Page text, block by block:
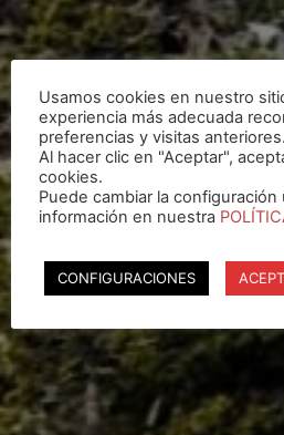
Usamos cookies en nuestro
experiencia más adecuada
preferencias y visitas anteriores.
Al hacer clic en "Aceptar",
cookies.
Puede cambiar la
información en nuestra
CONFIGURACIONES